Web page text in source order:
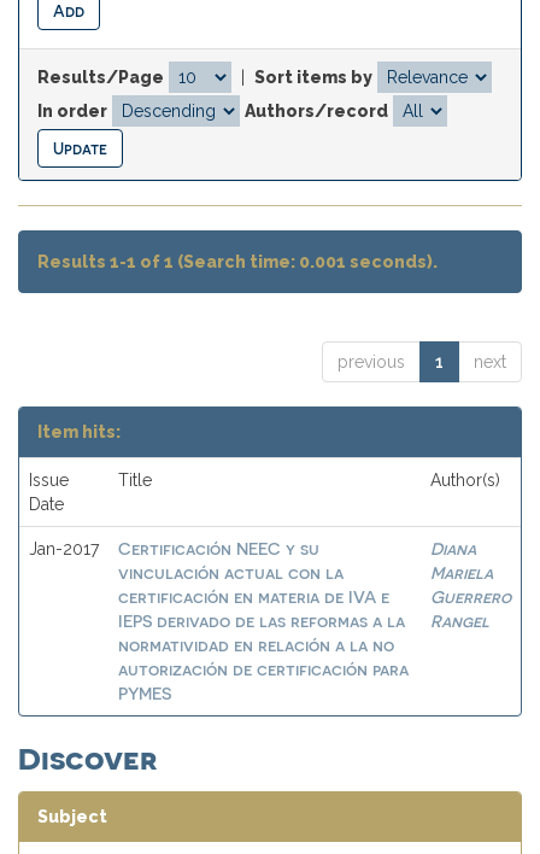
Results/Page
Sort items by
In order
Authors/record
Results 1-1 of 1 (Search time: 0.001 seconds).
previous 1 next
Item hits:
Issue
Date
Title Author(s)
Jan-2017
Certificación NEEC y su
vinculación actual con la
certificación en materia de IVA e
IEPS derivado de las reformas a la
normatividad en relación a la no
autorización de certificación para
PYMES
Diana
Mariela
Guerrero
Rangel
Discover
Subject